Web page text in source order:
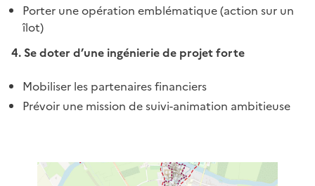
Porter une opération emblématique (action sur un
îlot)
4. Se doter d’une ingénierie de projet forte
Mobiliser les partenaires financiers
Prévoir une mission de suivi-animation ambitieuse